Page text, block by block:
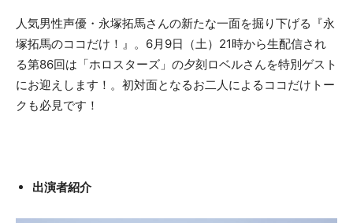
人気男性声優・永塚拓馬さんの新たな一面を掘り下げる『永
塚拓馬のココだけ！』。6月9日（土）21時から生配信され
る第86回は「ホロスターズ」の夕刻ロベルさんを特別ゲスト
にお迎えします！。初対面となるお二人によるココだけトー
クも必見です！
出演者紹介